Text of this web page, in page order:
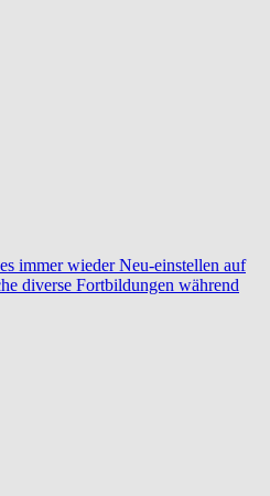
immer wieder Neu-einstellen auf
diverse Fortbildungen während